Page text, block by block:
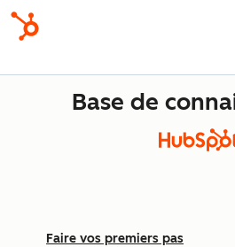
Base de
Faire vos premiers pas